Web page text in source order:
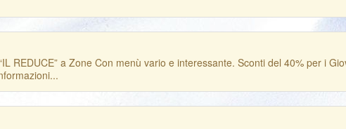
REDUCE” a Zone Con menù vario e interessante. Sconti del 40% per i